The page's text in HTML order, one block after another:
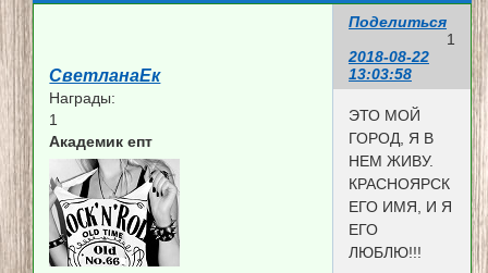
Поделиться
1
2018-08-22
13:03:58
СветланаЕк
Награды:
1
Академик епт
ЭТО МОЙ
ГОРОД, Я В
НЕМ ЖИВУ.
КРАСНОЯРСК
ЕГО ИМЯ, И Я
ЕГО
ЛЮБЛЮ!!!